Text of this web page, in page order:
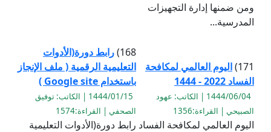
ومن ضمنها إدارة التجهيزات
المدرسية...
171) اليوم العالمي لمكافحة
الفساد 2022 - 1444
1444/06/04 | الكاتب: عهود
الصبيحي | القراءة:1356
اليوم العالمي لمكافحة الفساد
168) رابط دورة(الأدوات
التعليمية الرقمية ( ملف الإنجاز
باستخدام Google site )
1444/01/15 | الكاتب: توفيق
الصحفي | القراءة:1574
رابط دورة(الأدوات التعليمية